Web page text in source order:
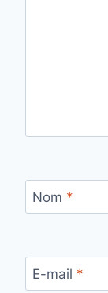
Nom *
E-mail *